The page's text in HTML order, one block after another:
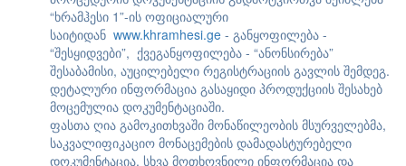
“ხრამჰესი 1”-ის ოფიციალური
საიტიდან www.khramhesi.ge - განყოფილება -
“შესყიდვები”, ქვეგანყოფილება - “ანონსირება”
შესაბამისი, აუცილებელი რეგისტრაციის გავლის შემდეგ.
დეტალური ინფორმაცია გასაყიდი პროდუქციის შესახებ
მოცემულია დოკუმენტაციაში.
ფასთა ღია გამოკითხვაში მონაწილეობის მსურველებმა,
საკვალიფიკაციო მონაცემების დამადასტურებელი
დოკუმენტაცია, სხვა მოთხოვნილი ინფორმაცია და